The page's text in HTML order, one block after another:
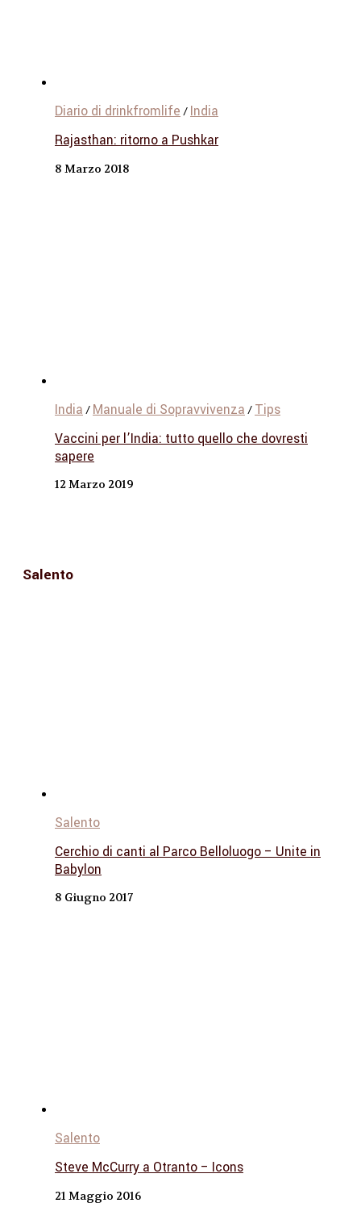
Diario di drinkfromlife / India
Rajasthan: ritorno a Pushkar
8 Marzo 2018
India / Manuale di Sopravvivenza / Tips
Vaccini per l’India: tutto quello che dovresti
sapere
12 Marzo 2019
Salento
Salento
Cerchio di canti al Parco Belloluogo – Unite in
Babylon
8 Giugno 2017
Salento
Steve McCurry a Otranto – Icons
21 Maggio 2016